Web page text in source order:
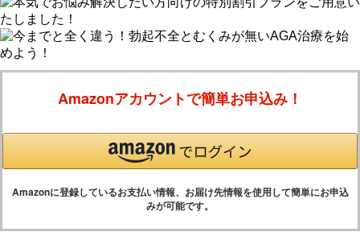
Amazonアカウントで簡単お申込み！
Amazonに登録しているお支払い情報、お届け先情報を使用して簡単にお申込
みが可能です。